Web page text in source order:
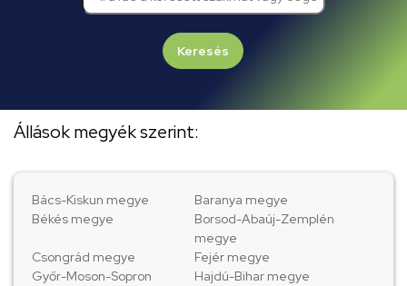
Keresés
Állások megyék szerint:
Bács-Kiskun megye
Baranya megye
Békés megye
Borsod-Abaúj-Zemplén
megye
Csongrád megye
Fejér megye
Győr-Moson-Sopron
Hajdú-Bihar megye